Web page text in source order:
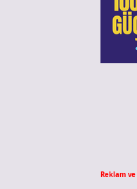
Reklam